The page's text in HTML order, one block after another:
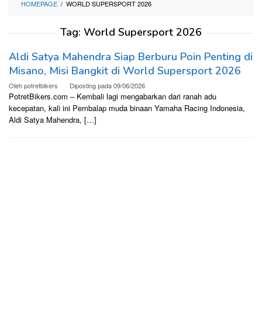
HOMEPAGE / WORLD SUPERSPORT 2026
Tag: World Supersport 2026
Aldi Satya Mahendra Siap Berburu Poin Penting di
Misano, Misi Bangkit di World Supersport 2026
Olehpotretbikers Diposting pada09/06/2026
PotretBikers.com – Kembali lagi mengabarkan dari ranah adu
kecepatan, kali ini Pembalap muda binaan Yamaha Racing Indonesia,
Aldi Satya Mahendra, […]